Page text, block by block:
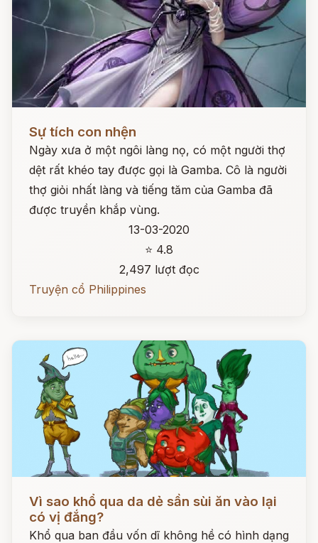
Sự tích con nhện
Ngày xưa ở một ngôi làng nọ, có một người thợ
dệt rất khéo tay được gọi là Gamba. Cô là người
thợ giỏi nhất làng và tiếng tăm của Gamba đã
được truyền khắp vùng.
13-03-2020
⭐ 4.8
2,497 lượt đọc
Truyện cổ Philippines
Vì sao khổ qua da dẻ sần sùi ăn vào lại
có vị đắng?
Khổ qua ban đầu vốn dĩ không hề có hình dạng